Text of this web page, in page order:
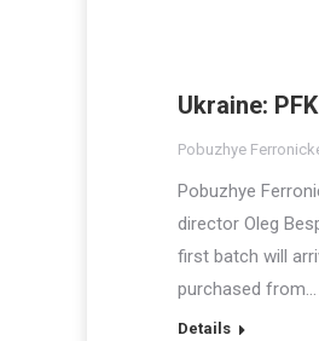
Ukraine:
Pobuzhye
Pobuzhye
director Oleg
first batch will
purchased from…
Details